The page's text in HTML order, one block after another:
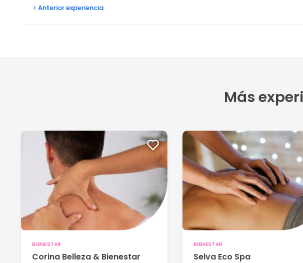
Anteriorexperiencia
Más
BIENESTAR
Corina Belleza & Bienestar
BIENESTAR
Selva Eco Spa